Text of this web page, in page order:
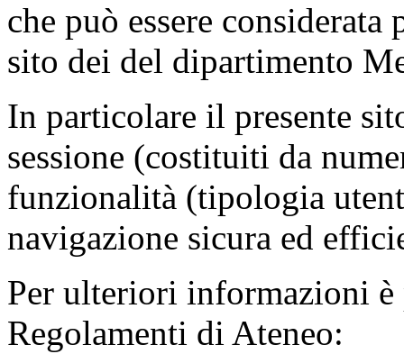
che può essere
sito dei del dipartimento
In particolare il presente
sessione (costituiti da
funzionalità (tipologia
navigazione sicura ed
Per ulteriori informazioni è
Regolamenti di Ateneo: